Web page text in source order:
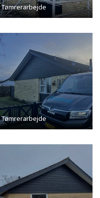
Tømrerarbejde
Tømrerarbejde